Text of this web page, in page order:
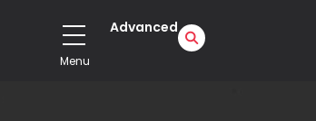
Advanced
Menu